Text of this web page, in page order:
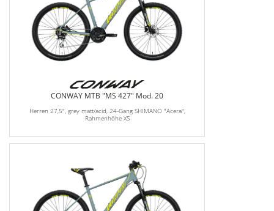
CONWAY MTB "MS 427" Mod. 20
Herren 27,5", grey matt/acid, 24-Gang SHIMANO "Acera",
Rahmenhöhe XS